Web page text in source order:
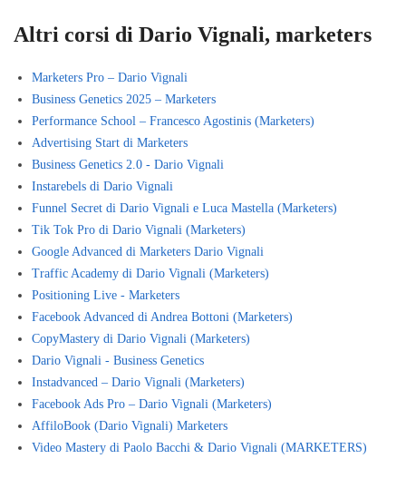
Altri corsi di Dario Vignali, marketers
Marketers Pro – Dario Vignali
Business Genetics 2025 – Marketers
Performance School – Francesco Agostinis (Marketers)
Advertising Start di Marketers
Business Genetics 2.0 - Dario Vignali
Instarebels di Dario Vignali
Funnel Secret di Dario Vignali e Luca Mastella (Marketers)
Tik Tok Pro di Dario Vignali (Marketers)
Google Advanced di Marketers Dario Vignali
Traffic Academy di Dario Vignali (Marketers)
Positioning Live - Marketers
Facebook Advanced di Andrea Bottoni (Marketers)
CopyMastery di Dario Vignali (Marketers)
Dario Vignali - Business Genetics
Instadvanced – Dario Vignali (Marketers)
Facebook Ads Pro – Dario Vignali (Marketers)
AffiloBook (Dario Vignali) Marketers
Video Mastery di Paolo Bacchi & Dario Vignali (MARKETERS)